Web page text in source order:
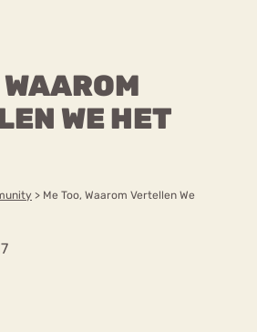
WE HET
> Me Too, Waarom Vertellen We
TERMEN